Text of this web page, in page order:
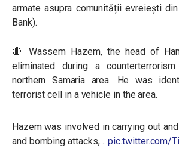
armate asupra comunității evreiești
Bank).
🔴 Wassem Hazem, the head of
eliminated during a
northern Samaria area. He was
terrorist cell in a vehicle in the area.
Hazem was involved in carrying out
and bombing attacks,…pic.twitter.com/